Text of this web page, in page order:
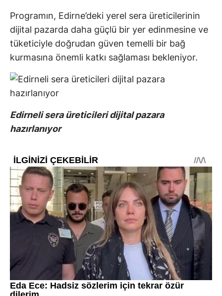
Programın, Edirne’deki yerel sera üreticilerinin
dijital pazarda daha güçlü bir yer edinmesine ve
tüketiciyle doğrudan güven temelli bir bağ
kurmasına önemli katkı sağlaması bekleniyor.
Edirneli sera üreticileri dijital pazara
hazırlanıyor